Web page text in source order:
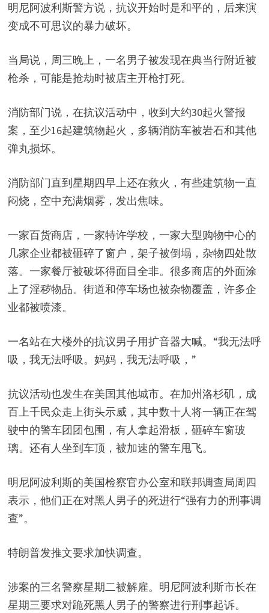
明尼阿波利斯警方说，抗议开始时是和平的，后来演
变成不可思议的暴力破坏。
当局说，周三晚上，一名男子被发现在典当行附近被
枪杀，可能是抢劫时被店主开枪打死。
消防部门说，在抗议活动中，收到大约30起火警报
案，至少16起建筑物起火，多辆消防车被岩石和其他
弹丸损坏。
消防部门直到星期四早上还在救火，有些建筑物一直
闷烧，空中充满烟雾，发出焦味。
一家百货商店，一家特许学校，一家大型购物中心的
几家企业都被砸碎了窗户，架子被倒塌，杂物四处散
落。一家餐厅被破坏得面目全非。很多商店的外面涂
上了淫秽物品。街道和停车场也被杂物覆盖，许多企
业都被喷漆。
一名站在大楼外的抗议男子用扩音器大喊。“我无法呼
吸，我无法呼吸。妈妈，我无法呼吸，”
抗议活动也发生在美国其他城市。在加州洛杉矶，成
百上千民众走上街头示威，其中数十人将一辆正在驾
驶中的警车团团包围，有人拿起滑板，砸碎车窗玻
璃。还有人坐到车顶，被加速的警车甩飞。
明尼阿波利斯的美国检察官办公室和联邦调查局周四
表示，他们正在对黑人男子的死进行“强有力的刑事调
查”。
特朗普发推文要求加快调查。
涉案的三名警察星期二被解雇。明尼阿波利斯市长在
星期三要求对跪死黑人男子的警察进行刑事起诉。